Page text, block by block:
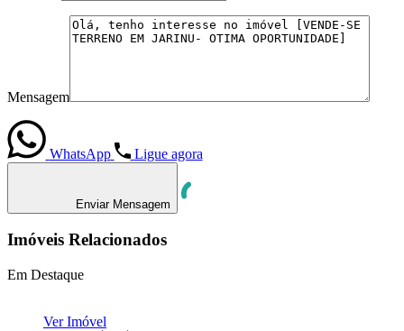
Mensagem
WhatsApp Ligue agora
Enviar Mensagem
Imóveis Relacionados
Em Destaque
Ver Imóvel